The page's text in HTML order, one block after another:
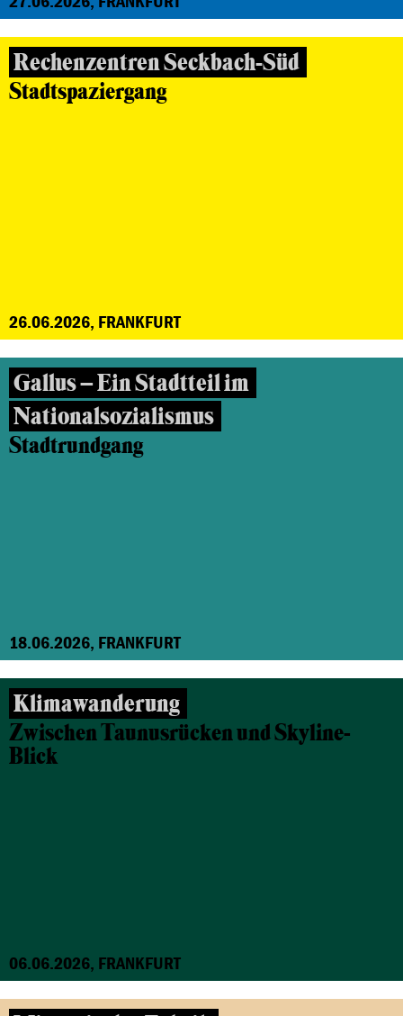
Rechenzentren Seckbach-Süd
Stadtspaziergang
26.06.2026, FRANKFURT
Gallus – Ein Stadtteil im
Nationalsozialismus
Stadtrundgang
18.06.2026, FRANKFURT
Klimawanderung
Zwischen Taunusrücken und Skyline-
Blick
06.06.2026, FRANKFURT